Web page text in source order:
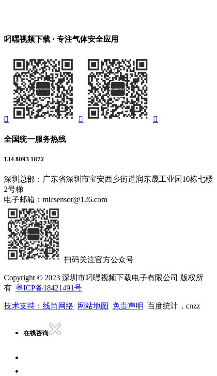
叼嘿视频下载 · 专注气体安全应用
  
全国统一服务热线
134 8093 1872
深圳总部：广东省深圳市宝安西乡街道润东晟工业园10栋七楼
2号梯
电子邮箱：micsensor@126.com
扫码关注官方公众号
Copyright © 2023 深圳市叼嘿视频下载电子有限公司 版权所
有 粤ICP备18421491号
技术支持：线尚网络 网站地图 免责声明 百度统计，cnzz
在线咨询